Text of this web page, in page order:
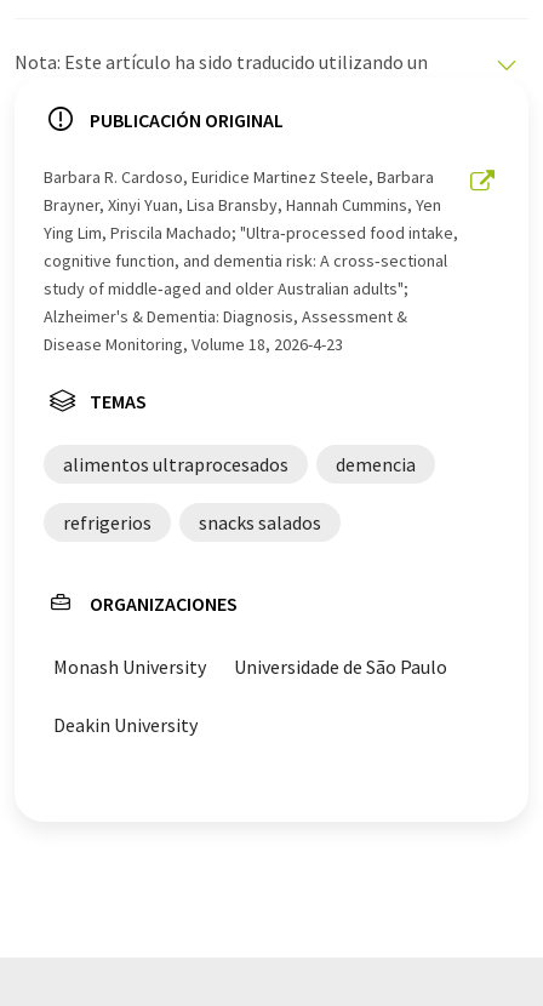
Nota: Este artículo ha sido traducido utilizando un
ofrece estas traducciones automáticas para presentar
este artículo ha sido traducido con traducción
automática, es posible que contenga errores de
vocabulario, sintaxis o gramática. El artículo original en
Inglés se puede encontraraquí.
PUBLICACIÓN ORIGINAL
Barbara R. Cardoso, Euridice Martinez Steele, Barbara
Brayner, Xinyi Yuan, Lisa Bransby, Hannah Cummins, Yen
Ying Lim, Priscila Machado; "Ultra‐processed food intake,
cognitive function, and dementia risk: A cross‐sectional
study of middle‐aged and older Australian adults";
Alzheimer's & Dementia: Diagnosis, Assessment &
Disease Monitoring, Volume 18, 2026-4-23
TEMAS
alimentos ultraprocesados demencia
refrigerios snacks salados
ORGANIZACIONES
Monash University Universidade de São Paulo
Deakin University